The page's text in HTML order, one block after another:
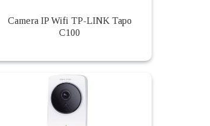
Camera IP Wifi TP-LINK Tapo
C100